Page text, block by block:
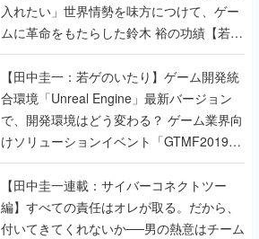
入れたい」世界情勢を味方につけて、ゲー
ムに革命をもたらした鈴木 裕の功績【若ゲ
のいたり】
【田中圭一：若ゲのいたり】ゲーム開発統
合環境「Unreal Engine」最新バージョン
で、開発環境はどう変わる？ ゲーム業界向
けソリューションイベント「GTMF2019」
に行って、より理解を深めよう【PR】
【田中圭一連載：サイバーコネクトツー
編】すべての責任はオレが取る。だから、
付いてきてくれないか──男の熱意はチーム